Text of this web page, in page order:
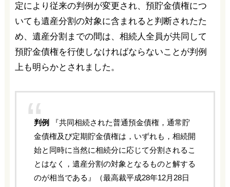
定により従来の判例が変更され、預貯金債権につ
いても遺産分割の対象に含まれると判断されたた
め、遺産分割までの間は、相続人全員が共同して
預貯金債権を行使しなければならないことが判例
上も明らかとされました。
判例 『共同相続された普通預金債権，通常貯
金債権及び定期貯金債権は，いずれも，相続開
始と同時に当然に相続分に応じて分割されるこ
とはなく，遺産分割の対象となるものと解する
のが相当である』（最高裁平成28年12月28日